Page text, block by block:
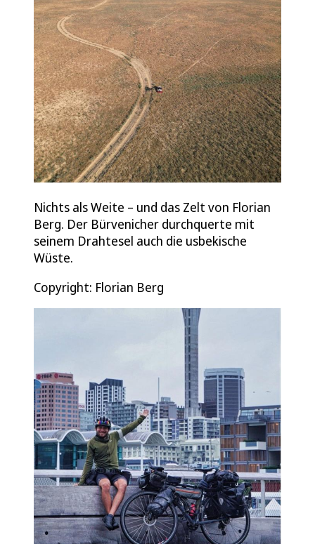
Nichts als Weite – und das Zelt von Florian
Berg. Der Bürvenicher durchquerte mit
seinem Drahtesel auch die usbekische
Wüste.
Copyright: Florian Berg